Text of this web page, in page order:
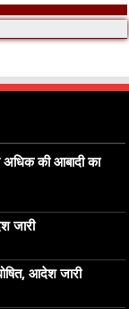
की आबादी का
जारी
आदेश जारी